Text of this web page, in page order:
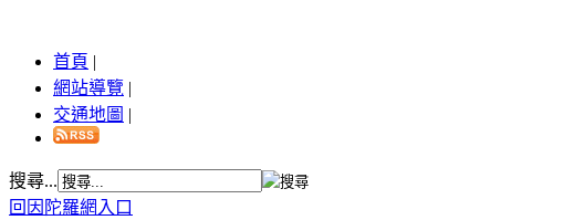
首頁 |
網站導覽 |
交通地圖 |
搜尋...
回因陀羅網入口